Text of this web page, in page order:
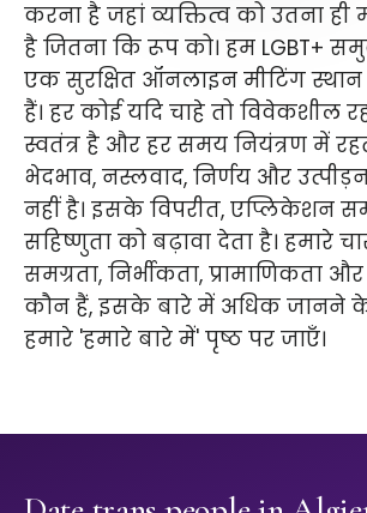
करना है जहां व्यक्तित्व को उतना ही
है जितना कि रूप को। हम LGBT+
एक सुरक्षित ऑनलाइन मीटिंग स्थान
हैं। हर कोई यदि चाहे तो विवेकशील
स्वतंत्र है और हर समय नियंत्रण में
भेदभाव, नस्लवाद, निर्णय और
नहीं है। इसके विपरीत, एप्लिकेशन
सहिष्णुता को बढ़ावा देता है। हमारे
समग्रता, निर्भीकता, प्रामाणिकता और
कौन हैं, इसके बारे में अधिक जानने
हमारे 'हमारे बारे में' पृष्ठ पर जाएँ।